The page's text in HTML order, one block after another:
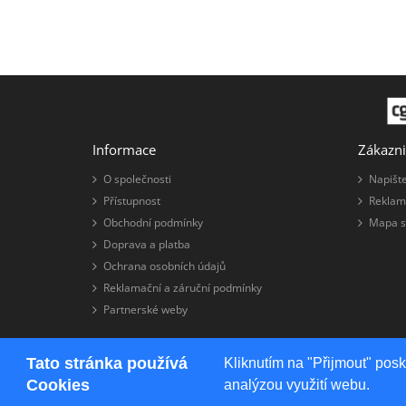
Tato stránka používá
Cookies
Kliknutím na "Přijmout"
analýzou využití webu.
Informace
O společnosti
Přístupnost
Obchodní podmínky
Doprava a platba
Ochrana osobních údajů
Reklamační a záruční podmínky
Partnerské weby
Mapa
SystémTAW s.r.o.